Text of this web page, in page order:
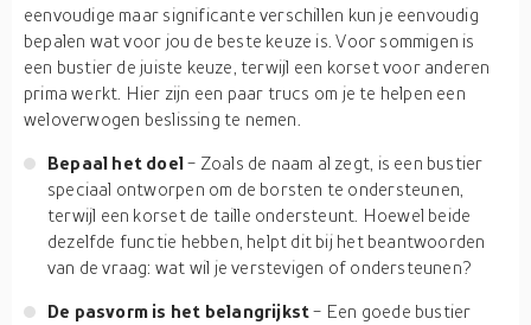
eenvoudige maar significante verschillen kun je eenvoudig
bepalen wat voor jou de beste keuze is. Voor sommigen is
een bustier de juiste keuze, terwijl een korset voor anderen
prima werkt. Hier zijn een paar trucs om je te helpen een
weloverwogen beslissing te nemen.
Bepaal het doel- Zoals de naam al zegt, is een bustier
speciaal ontworpen om de borsten te ondersteunen,
terwijl een korset de taille ondersteunt. Hoewel beide
dezelfde functie hebben, helpt dit bij het beantwoorden
van de vraag: wat wil je verstevigen of ondersteunen?
De pasvorm is het belangrijkst- Een goede bustier